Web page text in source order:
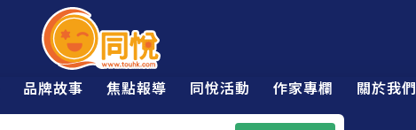
品牌故事 焦點報導 同悅活動 作家專欄 關於我們